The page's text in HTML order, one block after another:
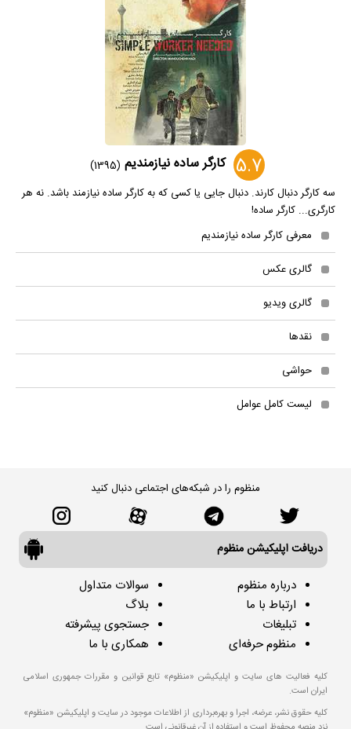
5.7 کارگر ساده نیازمندیم (1395)
سه کارگر دنبال کارند. دنبال جایی یا کسی که به کارگر ساده نیازمند باشد. نه هر
کارگری... کارگر ساده!
معرفی کارگر ساده نیازمندیم
گالری عکس
گالری ویدیو
نقدها
حواشی
لیست کامل عوامل
منظوم را در شبکه‌های اجتماعی دنبال کنید
دریافت اپلیکیشن منظوم
درباره منظوم
ارتباط با ما
تبلیغات
منظوم حرفه‌ای
سوالات متداول
بلاگ
جستجوی پیشرفته
همکاری با ما
کلیه فعالیت های سایت و اپلیکیشن «منظوم» تابع قوانین و مقررات جمهوری اسلامی
ایران است.
کلیه حقوق نشر، عرضه، اجرا و بهره‌برداری از اطلاعات موجود در سایت و اپلیکیشن «منظوم»